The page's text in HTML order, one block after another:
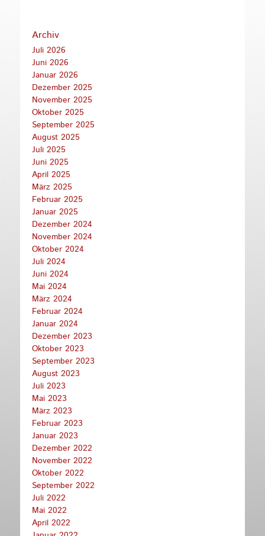
Archiv
Juli 2026
Juni 2026
Januar 2026
Dezember 2025
November 2025
Oktober 2025
September 2025
August 2025
Juli 2025
Juni 2025
April 2025
März 2025
Februar 2025
Januar 2025
Dezember 2024
November 2024
Oktober 2024
Juli 2024
Juni 2024
Mai 2024
März 2024
Februar 2024
Januar 2024
Dezember 2023
Oktober 2023
September 2023
August 2023
Juli 2023
Mai 2023
März 2023
Februar 2023
Januar 2023
Dezember 2022
November 2022
Oktober 2022
September 2022
Juli 2022
Mai 2022
April 2022